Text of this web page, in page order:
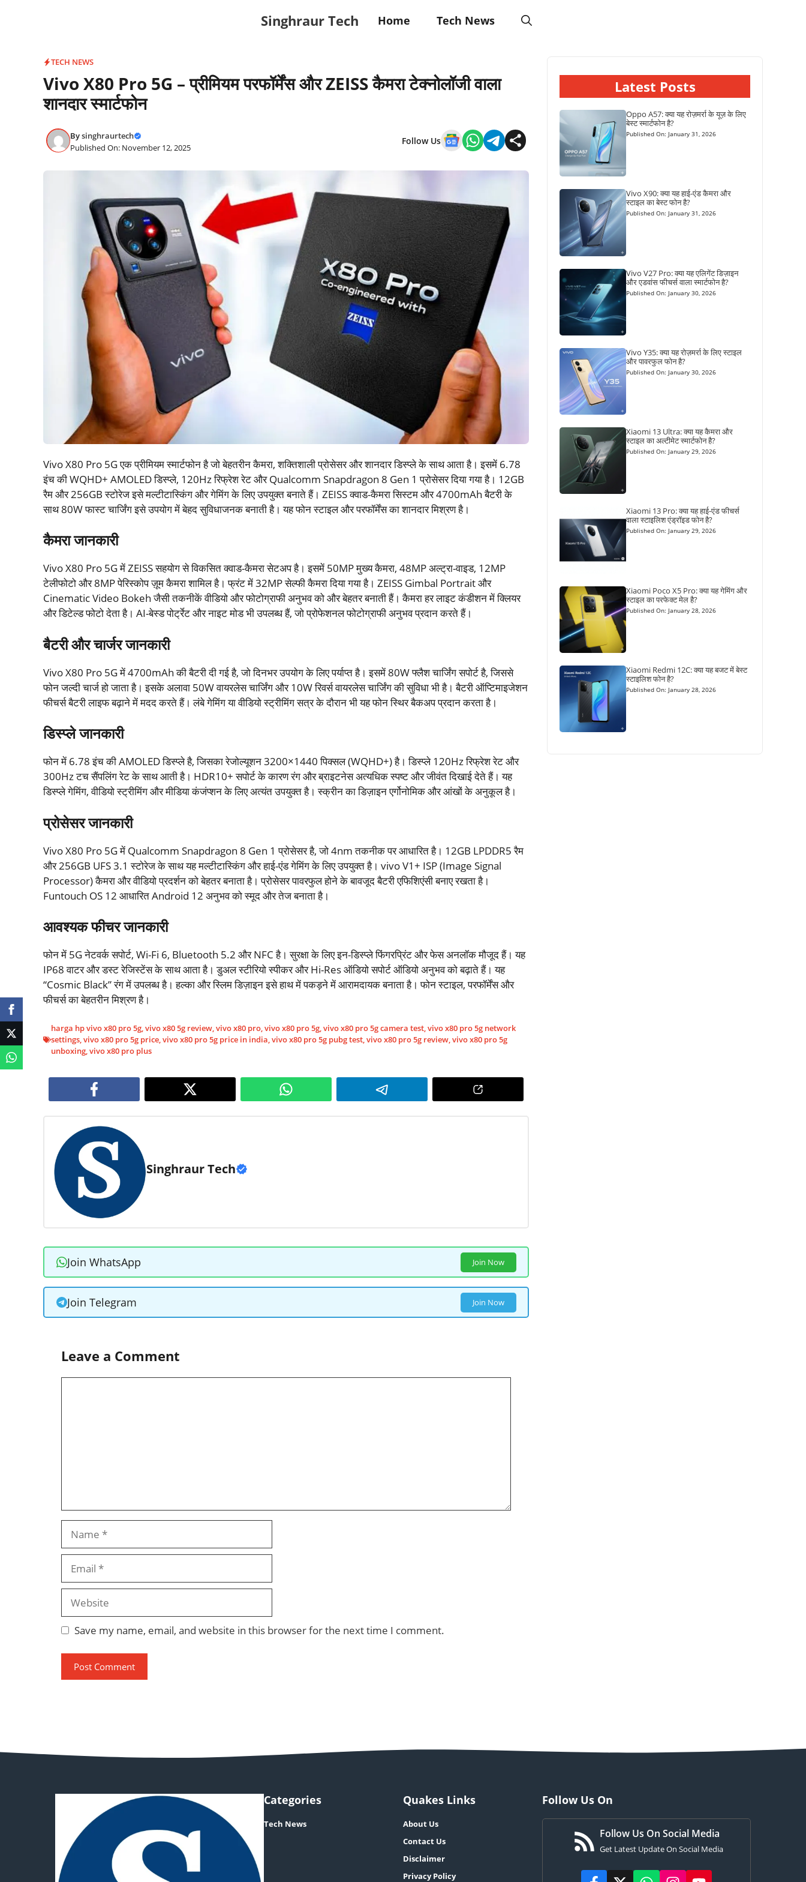
Singhraur Tech Home Tech News
TECH NEWS
Vivo X80 Pro 5G – प्रीमियम परफॉर्मेंस और ZEISS कैमरा टेक्नोलॉजी वाला
शानदार स्मार्टफोन
Bysinghraurtech
Published On: November 12, 2025
Follow Us
Vivo X80 Pro 5G एक प्रीमियम स्मार्टफोन है जो बेहतरीन कैमरा, शक्तिशाली प्रोसेसर और शानदार डिस्प्ले के साथ आता है। इसमें 6.78
इंच की WQHD+ AMOLED डिस्प्ले, 120Hz रिफ्रेश रेट और Qualcomm Snapdragon 8 Gen 1 प्रोसेसर दिया गया है। 12GB
रैम और 256GB स्टोरेज इसे मल्टीटास्किंग और गेमिंग के लिए उपयुक्त बनाते हैं। ZEISS क्वाड-कैमरा सिस्टम और 4700mAh बैटरी के
साथ 80W फास्ट चार्जिंग इसे उपयोग में बेहद सुविधाजनक बनाती है। यह फोन स्टाइल और परफॉर्मेंस का शानदार मिश्रण है।
कैमरा जानकारी
Vivo X80 Pro 5G में ZEISS सहयोग से विकसित क्वाड-कैमरा सेटअप है। इसमें 50MP मुख्य कैमरा, 48MP अल्ट्रा-वाइड, 12MP
टेलीफोटो और 8MP पेरिस्कोप ज़ूम कैमरा शामिल है। फ्रंट में 32MP सेल्फी कैमरा दिया गया है। ZEISS Gimbal Portrait और
Cinematic Video Bokeh जैसी तकनीकें वीडियो और फोटोग्राफी अनुभव को और बेहतर बनाती हैं। कैमरा हर लाइट कंडीशन में क्लियर
और डिटेल्ड फोटो देता है। AI-बेस्ड पोर्ट्रेट और नाइट मोड भी उपलब्ध हैं, जो प्रोफेशनल फोटोग्राफी अनुभव प्रदान करते हैं।
बैटरी और चार्जर जानकारी
Vivo X80 Pro 5G में 4700mAh की बैटरी दी गई है, जो दिनभर उपयोग के लिए पर्याप्त है। इसमें 80W फ्लैश चार्जिंग सपोर्ट है, जिससे
फोन जल्दी चार्ज हो जाता है। इसके अलावा 50W वायरलेस चार्जिंग और 10W रिवर्स वायरलेस चार्जिंग की सुविधा भी है। बैटरी ऑप्टिमाइजेशन
फीचर्स बैटरी लाइफ बढ़ाने में मदद करते हैं। लंबे गेमिंग या वीडियो स्ट्रीमिंग सत्र के दौरान भी यह फोन स्थिर बैकअप प्रदान करता है।
डिस्प्ले जानकारी
फोन में 6.78 इंच की AMOLED डिस्प्ले है, जिसका रेजोल्यूशन 3200×1440 पिक्सल (WQHD+) है। डिस्प्ले 120Hz रिफ्रेश रेट और
300Hz टच सैंपलिंग रेट के साथ आती है। HDR10+ सपोर्ट के कारण रंग और ब्राइटनेस अत्यधिक स्पष्ट और जीवंत दिखाई देते हैं। यह
डिस्प्ले गेमिंग, वीडियो स्ट्रीमिंग और मीडिया कंजंप्शन के लिए अत्यंत उपयुक्त है। स्क्रीन का डिज़ाइन एर्गोनोमिक और आंखों के अनुकूल है।
प्रोसेसर जानकारी
Vivo X80 Pro 5G में Qualcomm Snapdragon 8 Gen 1 प्रोसेसर है, जो 4nm तकनीक पर आधारित है। 12GB LPDDR5 रैम
और 256GB UFS 3.1 स्टोरेज के साथ यह मल्टीटास्किंग और हाई-एंड गेमिंग के लिए उपयुक्त है। vivo V1+ ISP (Image Signal
Processor) कैमरा और वीडियो प्रदर्शन को बेहतर बनाता है। प्रोसेसर पावरफुल होने के बावजूद बैटरी एफिशिएंसी बनाए रखता है।
Funtouch OS 12 आधारित Android 12 अनुभव को स्मूद और तेज बनाता है।
आवश्यक फीचर जानकारी
फोन में 5G नेटवर्क सपोर्ट, Wi-Fi 6, Bluetooth 5.2 और NFC है। सुरक्षा के लिए इन-डिस्प्ले फिंगरप्रिंट और फेस अनलॉक मौजूद हैं। यह
IP68 वाटर और डस्ट रेजिस्टेंस के साथ आता है। डुअल स्टीरियो स्पीकर और Hi-Res ऑडियो सपोर्ट ऑडियो अनुभव को बढ़ाते हैं। यह
“Cosmic Black” रंग में उपलब्ध है। हल्का और स्लिम डिज़ाइन इसे हाथ में पकड़ने में आरामदायक बनाता है। फोन स्टाइल, परफॉर्मेंस और
फीचर्स का बेहतरीन मिश्रण है।
harga hp vivo x80 pro 5g,vivo x80 5g review,vivo x80 pro,vivo x80 pro 5g,vivo x80 pro 5g camera test,vivo x80 pro 5g network
settings,vivo x80 pro 5g price,vivo x80 pro 5g price in india,vivo x80 pro 5g pubg test,vivo x80 pro 5g review,vivo x80 pro 5g
unboxing,vivo x80 pro plus
Singhraur Tech
Join WhatsApp Join Now
Join Telegram Join Now
Leave a Comment
Website
Save my name, email, and website in this browser for the next time I comment.
Latest Posts
Oppo A57: क्या यह रोज़मर्रा के यूज़ के लिए
बेस्ट स्मार्टफोन है?
Published On: January 31, 2026
Vivo X90: क्या यह हाई-एंड कैमरा और
स्टाइल का बेस्ट फोन है?
Published On: January 31, 2026
Vivo V27 Pro: क्या यह एलिगेंट डिज़ाइन
और एडवांस फीचर्स वाला स्मार्टफोन है?
Published On: January 30, 2026
Vivo Y35: क्या यह रोज़मर्रा के लिए स्टाइल
और पावरफुल फोन है?
Published On: January 30, 2026
Xiaomi 13 Ultra: क्या यह कैमरा और
स्टाइल का अल्टीमेट स्मार्टफोन है?
Published On: January 29, 2026
Xiaomi 13 Pro: क्या यह हाई-एंड फीचर्स
वाला स्टाइलिश एंड्रॉइड फोन है?
Published On: January 29, 2026
Xiaomi Poco X5 Pro: क्या यह गेमिंग और
स्टाइल का परफेक्ट मेल है?
Published On: January 28, 2026
Xiaomi Redmi 12C: क्या यह बजट में बेस्ट
स्टाइलिश फोन है?
Published On: January 28, 2026
Categories
Tech News
Quakes Links
About Us
Contact Us
Disclaimer
Privacy Policy
Follow Us On
Follow Us On Social Media
Get Latest Update On Social Media